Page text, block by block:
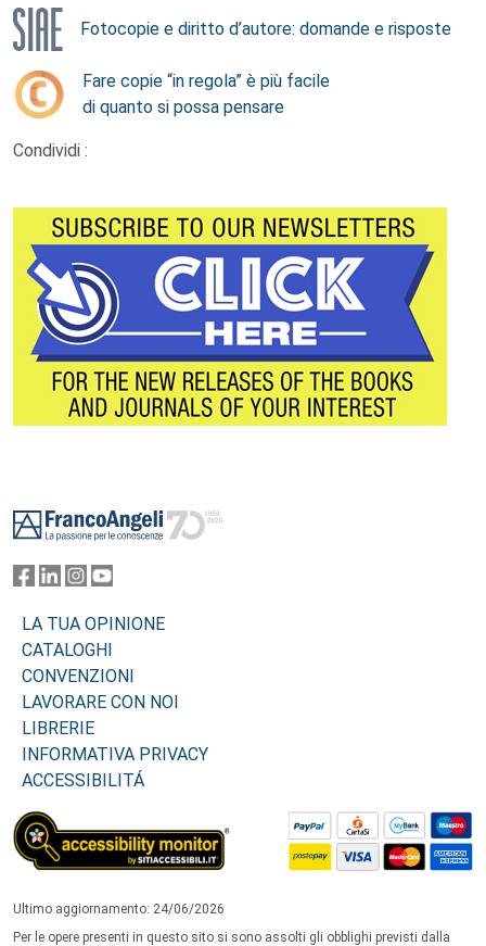
Fotocopie e diritto d’autore: domande e risposte
Fare copie “in regola” è più facile
di quanto si possa pensare
Condividi :
LA TUA OPINIONE
CATALOGHI
CONVENZIONI
LAVORARE CON NOI
LIBRERIE
INFORMATIVA PRIVACY
ACCESSIBILITÁ
Ultimo aggiornamento: 24/06/2026
Per le opere presenti in questo sito si sono assolti gli obblighi previsti dalla